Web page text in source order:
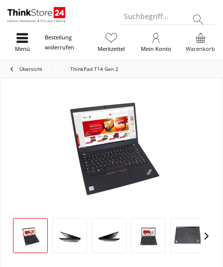
Suchbegriff...
Bestellung
widerrufen
Warenkorb
Merkzettel Mein Konto
Menü
Übersicht ThinkPad T14 Gen 2